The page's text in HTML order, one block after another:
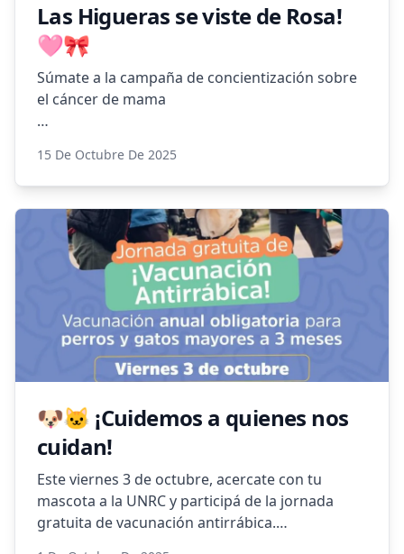
Las Higueras se viste de Rosa!
🩷🎀
Súmate a la campaña de concientización sobre
el cáncer de mama
algo rosa 🩷🎀
#OctubreRosa #LasHigueras #CulturaViva
#Concientización
15 De Octubre De 2025
🐶🐱 ¡Cuidemos a quienes nos
cuidan!
Este viernes 3 de octubre, acercate con tu
mascota a la UNRC y participá de la jornada
gratuita de vacunación antirrábica.